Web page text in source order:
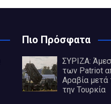
Πιο Πρόσφατα
ΣΥΡΙΖΑ:
των Patriot
Αραβία μετά
την Τουρκία